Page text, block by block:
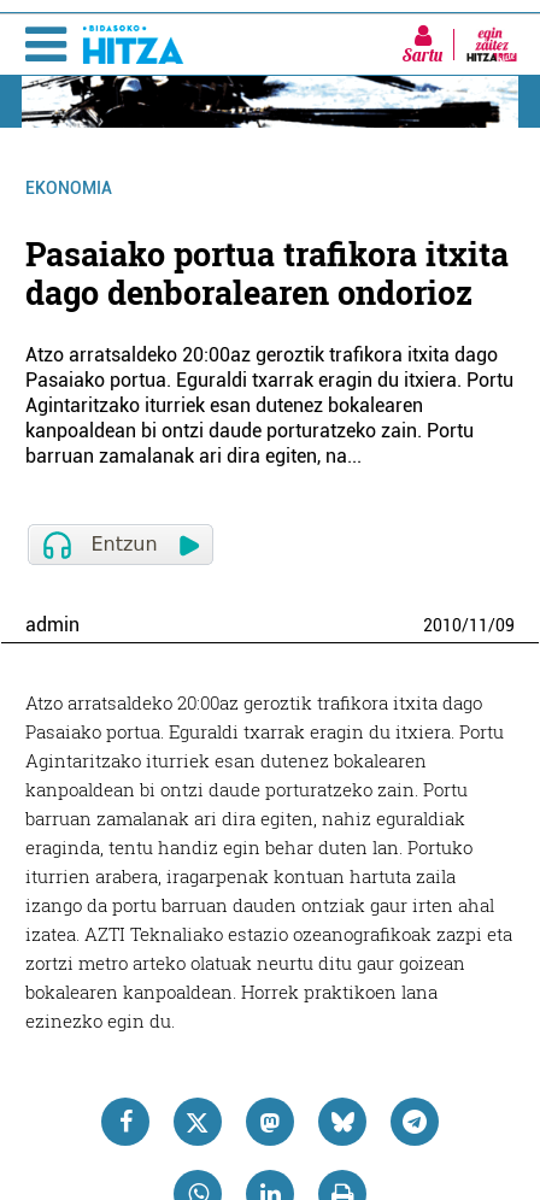
Sartu
EKONOMIA
Pasaiako portua trafikora itxita
dago denboralearen ondorioz
Atzo arratsaldeko 20:00az geroztik trafikora itxita dago
Pasaiako portua. Eguraldi txarrak eragin du itxiera. Portu
Agintaritzako iturriek esan dutenez bokalearen
kanpoaldean bi ontzi daude porturatzeko zain. Portu
barruan zamalanak ari dira egiten, na...
admin 2010/11/09
Atzo arratsaldeko 20:00az geroztik trafikora itxita dago
Pasaiako portua. Eguraldi txarrak eragin du itxiera. Portu
Agintaritzako iturriek esan dutenez bokalearen
kanpoaldean bi ontzi daude porturatzeko zain. Portu
barruan zamalanak ari dira egiten, nahiz eguraldiak
eraginda, tentu handiz egin behar duten lan. Portuko
iturrien arabera, iragarpenak kontuan hartuta zaila
izango da portu barruan dauden ontziak gaur irten ahal
izatea. AZTI Teknaliako estazio ozeanografikoak zazpi eta
zortzi metro arteko olatuak neurtu ditu gaur goizean
bokalearen kanpoaldean. Horrek praktikoen lana
ezinezko egin du.